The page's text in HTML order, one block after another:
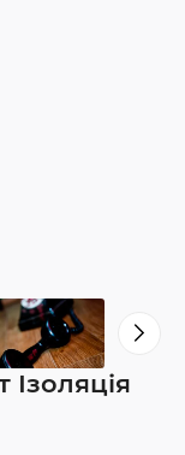
Ізоляція